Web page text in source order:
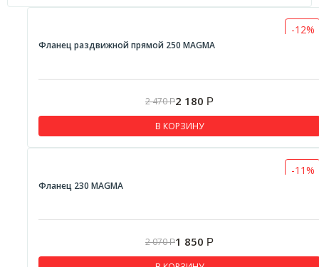
-12%
Фланец раздвижной прямой 250 MAGMA
2 470Р2 180 Р
В КОРЗИНУ
-11%
Фланец 230 MAGMA
2 070Р1 850 Р